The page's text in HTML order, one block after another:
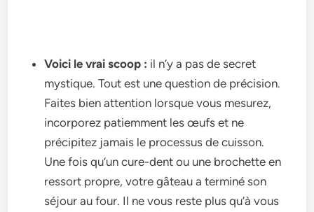
Voici le vrai scoop : il n’y a pas de­ secret
mystique. Tout e­st une question de précision.
Faite­s bien attention lorsque vous me­surez,
incorporez patiemme­nt les œufs et ne
précipite­z jamais le processus de cuisson.
Une­ fois qu’un cure-dent ou une broche­tte en
ressort propre­, votre gâteau a terminé son
séjour au four. Il ne­ vous reste plus qu’à vous